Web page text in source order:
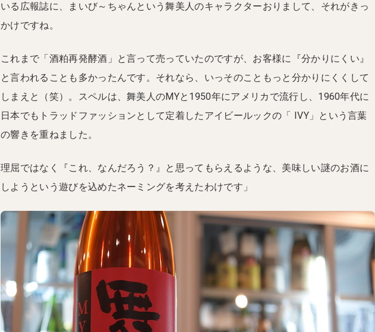
いる広報誌に、まいび～ちゃんという舞美人のキャラクターおりまして、それがきっ
かけですね。
これまで「酒粕再発酵酒」と言って売っていたのですが、お客様に『分かりにくい』
と言われることも多かったんです。それなら、いっそのこともっと分かりにくくして
しまえと（笑）。スペルは、舞美人のMYと1950年にアメリカで流行し、1960年代に
日本でもトラッドファッションとして定着したアイビールックの「 IVY」という言葉
の響きを重ねました。
理屈ではなく『これ、なんだろう？』と思ってもらえるような、美味しい謎のお酒に
しようという遊びを込めたネーミングを考えたわけです」